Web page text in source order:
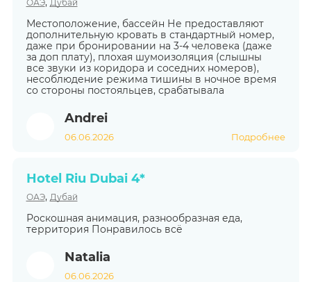
ОАЭ Дубай
Местоположение, бассейн Не предоставляют
дополнительную кровать в стандартный номер,
даже при бронировании на 3-4 человека (даже
за доп плату), плохая шумоизоляция (слышны
все звуки из коридора и соседних номеров),
несоблюдение режима тишины в ночное время
со стороны постояльцев, срабатывала
Andrei
06.06.2026 Подробнее
Hotel Riu Dubai 4*
ОАЭ, Дубай
Роскошная анимация, разнообразная еда,
территория Понравилось всё
Natalia
06.06.2026